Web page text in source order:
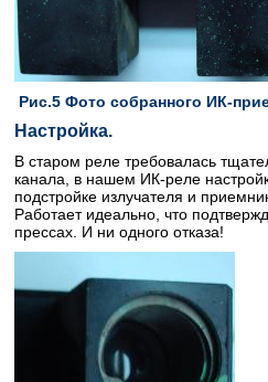
Рис.5 Фото собранного ИК-
Настройка.
В старом реле требовалась
канала, в нашем ИК-реле
подстройке излучателя и
Работает идеально, что
прессах. И ни одного отказа!